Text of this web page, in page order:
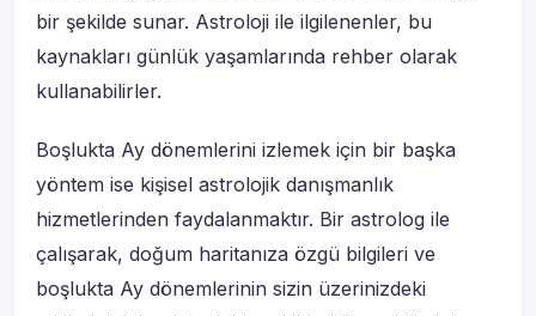
bir şekilde sunar. Astroloji ile ilgilenenler, bu
kaynakları günlük yaşamlarında rehber olarak
kullanabilirler.
Boşlukta Ay dönemlerini izlemek için bir başka
yöntem ise kişisel astrolojik danışmanlık
hizmetlerinden faydalanmaktır. Bir astrolog ile
çalışarak, doğum haritanıza özgü bilgileri ve
boşlukta Ay dönemlerinin sizin üzerinizdeki